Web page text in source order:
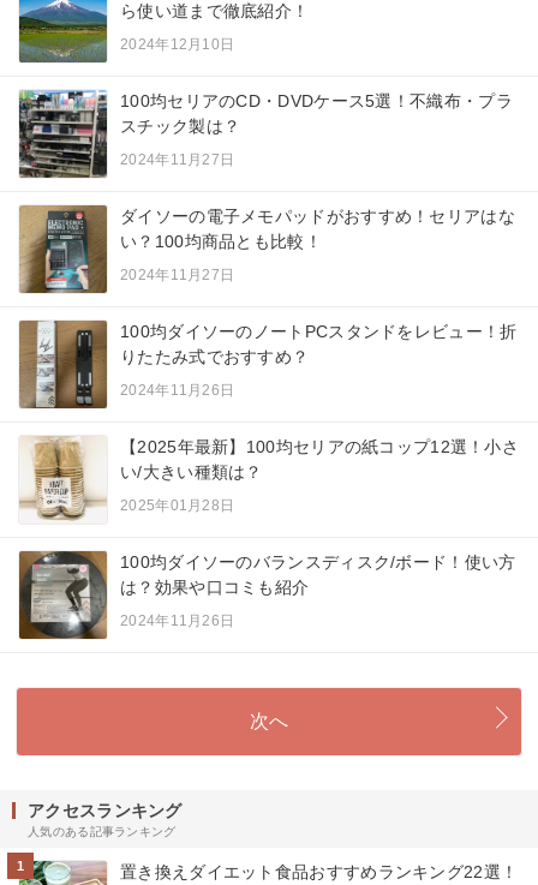
ら使い道まで徹底紹介！
2024年12月10日
100均セリアのCD・DVDケース5選！不織布・プラ
スチック製は？
2024年11月27日
ダイソーの電子メモパッドがおすすめ！セリアはな
い？100均商品とも比較！
2024年11月27日
100均ダイソーのノートPCスタンドをレビュー！折
りたたみ式でおすすめ？
2024年11月26日
【2025年最新】100均セリアの紙コップ12選！小さ
い/大きい種類は？
2025年01月28日
100均ダイソーのバランスディスク/ボード！使い方
は？効果や口コミも紹介
2024年11月26日
次へ
アクセスランキング
人気のある記事ランキング
1 置き換えダイエット食品おすすめランキング22選！